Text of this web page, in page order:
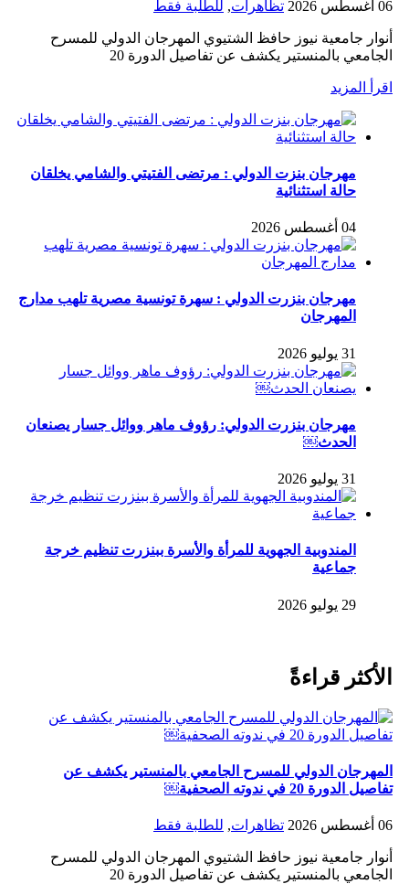
06 أغسطس 2026 تظاهرات, للطلبة فقط
أنوار جامعية نيوز حافظ الشتيوي المهرجان الدولي للمسرح
الجامعي بالمنستير يكشف عن تفاصيل الدورة 20
اقرأ المزيد
مهرجان بنزت الدولي : مرتضى الفتيتي والشامي يخلقان
حالة استثنائية
04 أغسطس 2026
مهرجان بنزرت الدولي : سهرة تونسية مصرية تلهب مدارج
المهرجان
31 يوليو 2026
مهرجان بنزرت الدولي: رؤوف ماهر ووائل جسار يصنعان
الحدث￼
31 يوليو 2026
المندوبية الجهوية للمرأة والأسرة ببنزرت تنظيم خرجة
جماعية
29 يوليو 2026
الأكثر قراءةً
المهرجان الدولي للمسرح الجامعي بالمنستير يكشف عن
تفاصيل الدورة 20 في ندوته الصحفية￼
06 أغسطس 2026 تظاهرات, للطلبة فقط
أنوار جامعية نيوز حافظ الشتيوي المهرجان الدولي للمسرح
الجامعي بالمنستير يكشف عن تفاصيل الدورة 20